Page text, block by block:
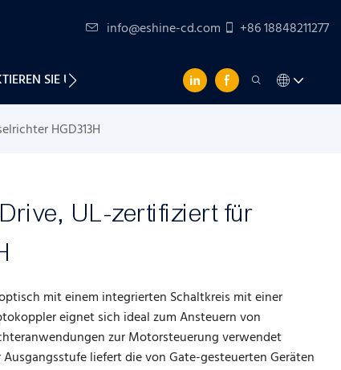
info@eshine-cd.com +86 18848211277
SIE UNS
HGD313H
UL-zertifiziert für
mit einem integrierten Schaltkreis mit einer
eignet sich ideal zum Ansteuern von
zur Motorsteuerung verwendet
liefert die von Gate-gesteuerten Geräten